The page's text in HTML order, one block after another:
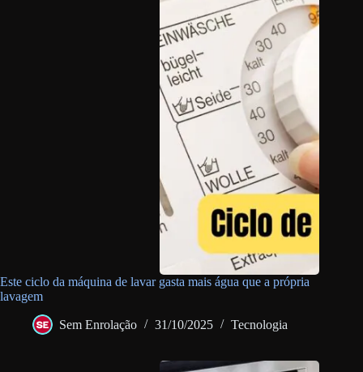
Este ciclo da máquina de lavar gasta mais água que a própria
lavagem
Sem Enrolação 31/10/2025 Tecnologia